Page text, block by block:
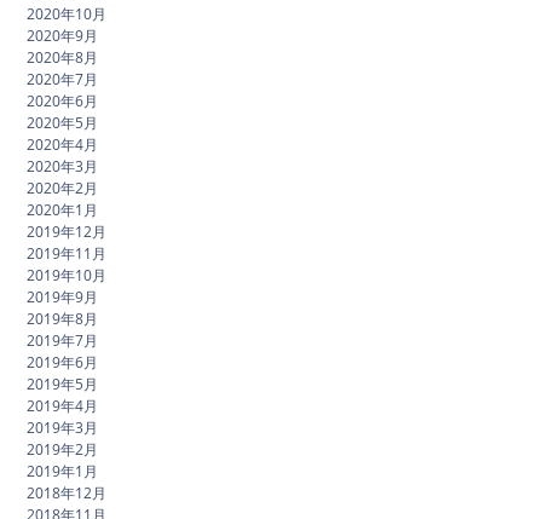
2020年10月
2020年9月
2020年8月
2020年7月
2020年6月
2020年5月
2020年4月
2020年3月
2020年2月
2020年1月
2019年12月
2019年11月
2019年10月
2019年9月
2019年8月
2019年7月
2019年6月
2019年5月
2019年4月
2019年3月
2019年2月
2019年1月
2018年12月
2018年11月